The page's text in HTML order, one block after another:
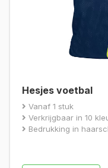
Hesjes voetbal
Vanaf 1 stuk
Verkrijgbaar in 10
Bedrukking in